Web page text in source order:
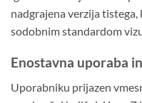
nadgrajena verzija
sodobnim standardom
Enostavna uporaba
Uporabniku prijazen